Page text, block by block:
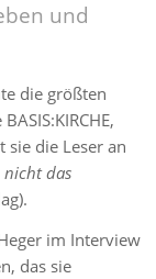
und
die größten
sie die Leser an
nicht das
im Interview
das sie